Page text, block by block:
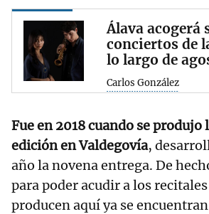
Álava acogerá
conciertos de
lo largo de
Carlos González
Fue en 2018 cuando se produjo
edición en Valdegovía,
año la novena entrega. De
para poder acudir a los recitales
producen aquí ya se